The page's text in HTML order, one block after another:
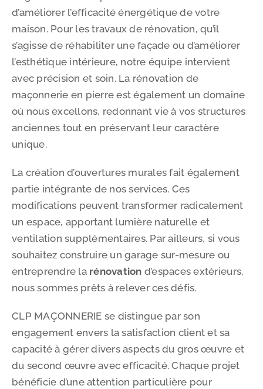
d’améliorer l’efficacité énergétique de votre
maison. Pour les travaux de rénovation, qu’il
s’agisse de réhabiliter une façade ou d’améliorer
l’esthétique intérieure, notre équipe intervient
avec précision et soin. La rénovation de
maçonnerie en pierre est également un domaine
où nous excellons, redonnant vie à vos structures
anciennes tout en préservant leur caractère
unique.
La création d’ouvertures murales fait également
partie intégrante de nos services. Ces
modifications peuvent transformer radicalement
un espace, apportant lumière naturelle et
ventilation supplémentaires. Par ailleurs, si vous
souhaitez construire un garage sur-mesure ou
entreprendre la rénovation d’espaces extérieurs,
nous sommes prêts à relever ces défis.
CLP MAÇONNERIE se distingue par son
engagement envers la satisfaction client et sa
capacité à gérer divers aspects du gros œuvre et
du second œuvre avec efficacité. Chaque projet
bénéficie d’une attention particulière pour